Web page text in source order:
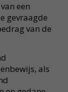
een
gevraagde
van de
als